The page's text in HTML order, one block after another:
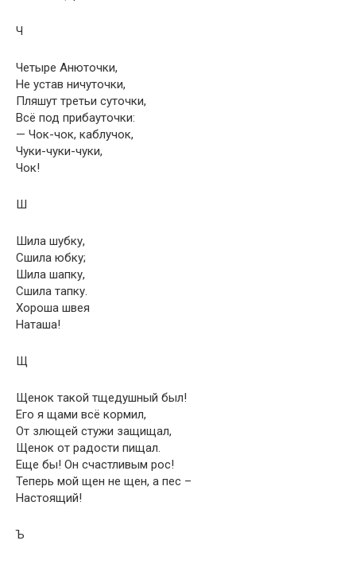
Ч
Четыре Анюточки,
Не устав ничуточки,
Пляшут третьи суточки,
Всё под прибауточки:
— Чок-чок, каблучок,
Чуки-чуки-чуки,
Чок!
Ш
Шила шубку,
Сшила юбку;
Шила шапку,
Сшила тапку.
Хороша швея
Наташа!
Щ
Щенок такой тщедушный был!
Его я щами всё кормил,
От злющей стужи защищал,
Щенок от радости пищал.
Еще бы! Он счастливым рос!
Теперь мой щен не щен, а пес –
Настоящий!
Ъ